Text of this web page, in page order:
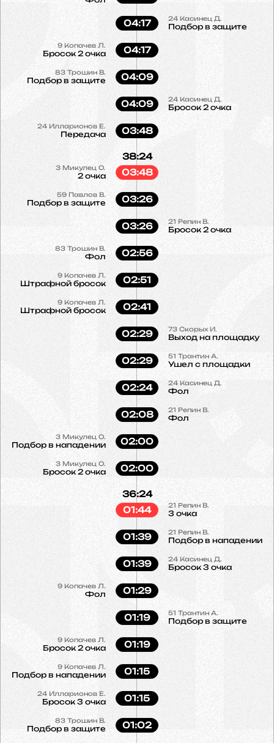
24 Касинец Д.
Подбор в защите
04:17
9 Копачев Л.
Бросок 2 очка 04:17
83 Трошин В.
Подбор в защите 04:09
24 Касинец Д.
Бросок 2 очка
04:09
24 Илларионов Е.
Передача 03:48
3 Микулец О.
2 очка
38:24
03:48
59 Павлов В.
Подбор в защите 03:26
21 Репин В.
Бросок 2 очка
03:26
83 Трошин В.
Фол 02:56
9 Копачев Л.
Штрафной бросок 02:51
9 Копачев Л.
Штрафной бросок 02:41
73 Скорых И.
Выход на площадку
02:29
51 Трантин А.
Ушел с площадки
02:29
24 Касинец Д.
Фол
02:24
21 Репин В.
Фол
02:08
3 Микулец О.
Подбор в нападении 02:00
3 Микулец О.
Бросок 2 очка 02:00
21Репин В.
3 очка
36:24
01:44
21 Репин В.
Подбор в нападении
01:39
24 Касинец Д.
Бросок 3 очка
01:39
9 Копачев Л.
Фол 01:29
51 Трантин А.
Подбор в защите
01:19
9 Копачев Л.
Бросок 2 очка 01:19
9 Копачев Л.
Подбор в нападении 01:15
24 Илларионов Е.
Бросок 3 очка 01:15
83 Трошин В.
Подбор в защите 01:02